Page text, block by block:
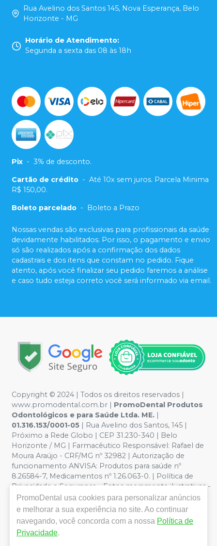
Rua Avelino dos Santos 145, Nova Esperança, Belo
Horizonte - MG
Horário de Atendimento:
Segunda a sexta das 08 às 18h
Pix - 3% de desconto.
Cartão de crédito - Até 10x sem juros. Parcela Minima
R$ 150,00.
Boleto parcelado - Boleto a Prazo
Nossas vendas são exclusivas para profissionais da saúde
devidamente habilitados. Por isso, o pagamento e envio
só são realizados após a confirmação dos dados
cadastrais e dos itens que constam no pedido. Fique
atento, após você finalizar seu pedido faremos a análise
e caso tudo esteja correto você será informado via email.
Copyright © 2024 | Todos os direitos reservados |
www.promodental.com.br | PromoDental Produtos
Odontológicos e para Saúde Ltda. ME. |
01.316.153/0001-05 | Rua Avelino dos Santos, 145 |
Próximo a Rede Globo | CEP 31.230-340 | Belo
Horizonte / MG | Farmacêutico Responsável: Rafael de
Moura Araújo - CRF/MG nº 32982 | Autorização de
funcionamento ANVISA: Produtos para saúde nº
8.26584-7, Medicamentos nº 1.26.063-0. | Política de
Privacidade e Segurança - Fotos meramente ilustrativas -
Os preços e condições da loja virtual estão sujeitos a
alterações. Em caso de divergência de preços no site, o
valor válido é o do Carrinho de Compra. Não vendemos
por atacado por isso nos reservamos o direito de não
atender compras de grandes volumes pelo site.
PromoDental usa cookies para personalizar anúncios
e melhorar a sua experiência no site. Ao continuar
navegando, você concorda com a nossa Política de
Privacidade.